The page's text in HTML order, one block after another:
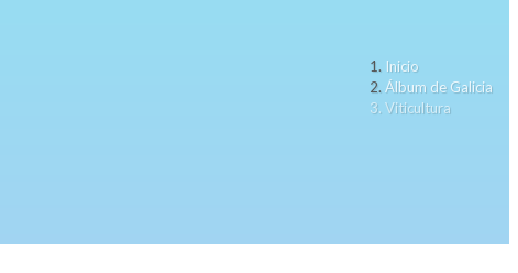
Inicio
Álbum de Galicia
Viticultura